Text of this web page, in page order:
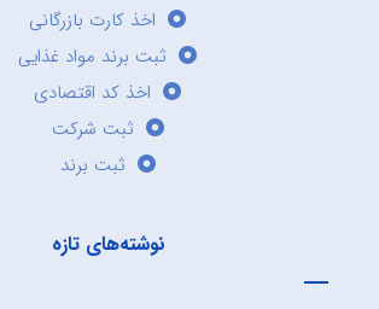
اخذ کارت بازرگانی
ثبت برند مواد غذایی
اخذ کد اقتصادی
ثبت شرکت
ثبت برند
نوشته‌های تازه